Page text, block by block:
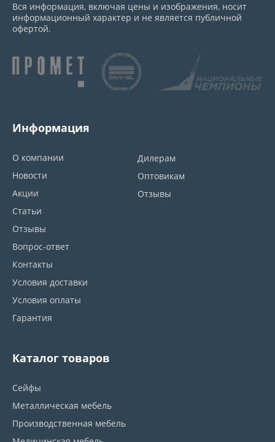
Вся информация, включая цены и изображения, носит
информационный характер и не является публичной
офертой.
Информация
О компании
Новости
Акции
Статьи
Отзывы
Вопрос-ответ
Контакты
Условия доставки
Условия оплаты
Гарантия
Дилерам
Оптовикам
Отзывы
Каталог товаров
Сейфы
Металлическая мебель
Производственная мебель